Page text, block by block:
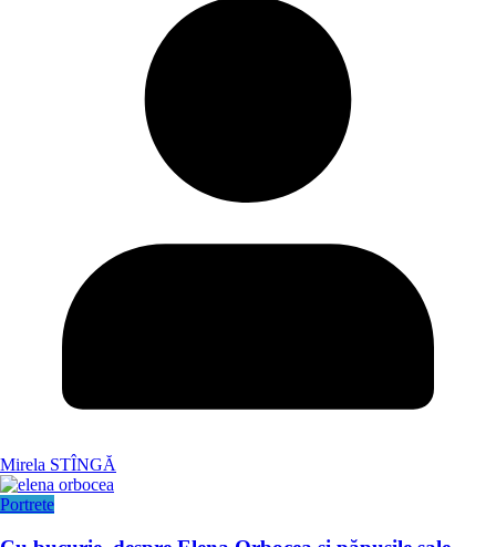
Mirela STÎNGĂ
Portrete